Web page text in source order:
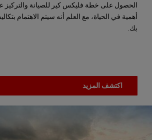
الحصول على خطة فليكس كير للصيانة والتركيز
أهمية في الحياة، مع العلم أنه سيتم الاهتمام
بك.
اكتشف المزيد
NEW